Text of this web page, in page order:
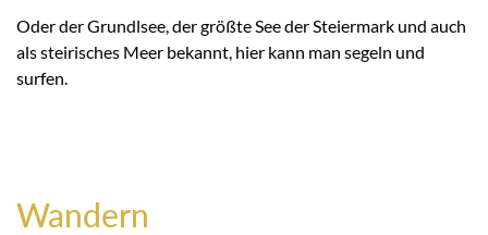
Oder der Grundlsee, der größte See der Steiermark und auch
als steirisches Meer bekannt, hier kann man segeln und
surfen.
Wandern